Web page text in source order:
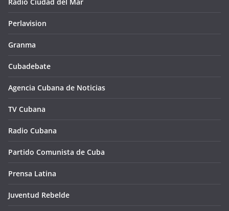
Perlavision
Granma
Cubadebate
Agencia Cubana de Noticias
TV Cubana
Radio Cubana
Partido Comunista de Cuba
Prensa Latina
Juventud Rebelde